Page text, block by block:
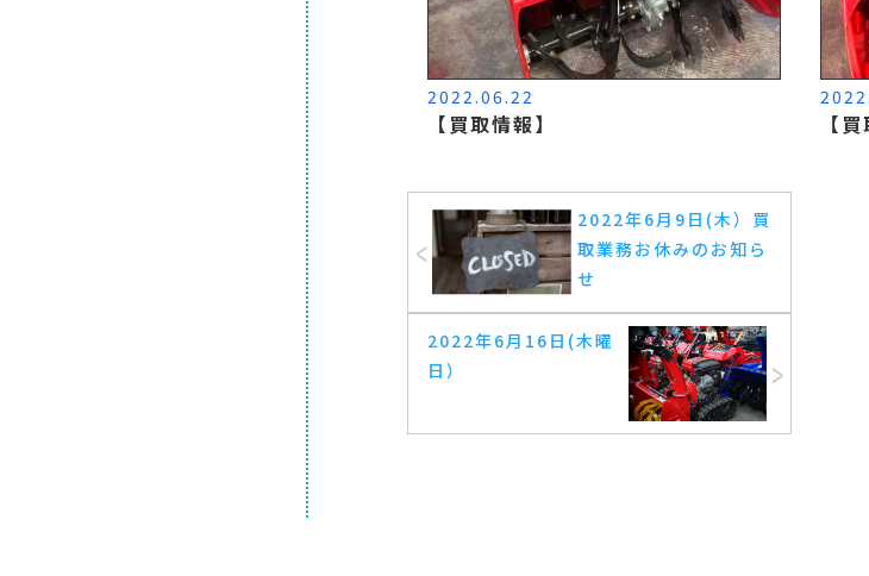
2022.06.22
【買取情報】 【
2022年6月9日(木）買
取業務お休みのお知ら
せ
2022年6月16日(木曜
日）